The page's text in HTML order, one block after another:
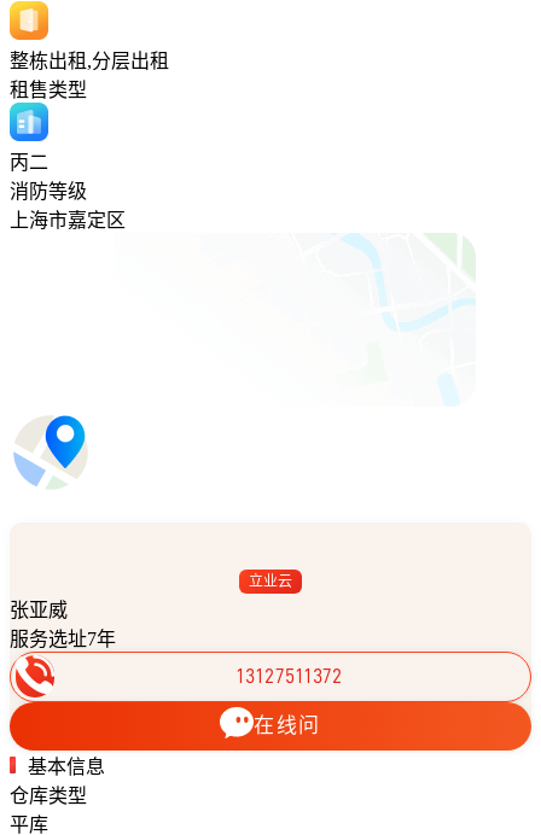
整栋出租,分层出租
租售类型
丙二
消防等级
上海市嘉定区
立业云
张亚威
服务选址7年
13127511372
在线问
基本信息
仓库类型
平库